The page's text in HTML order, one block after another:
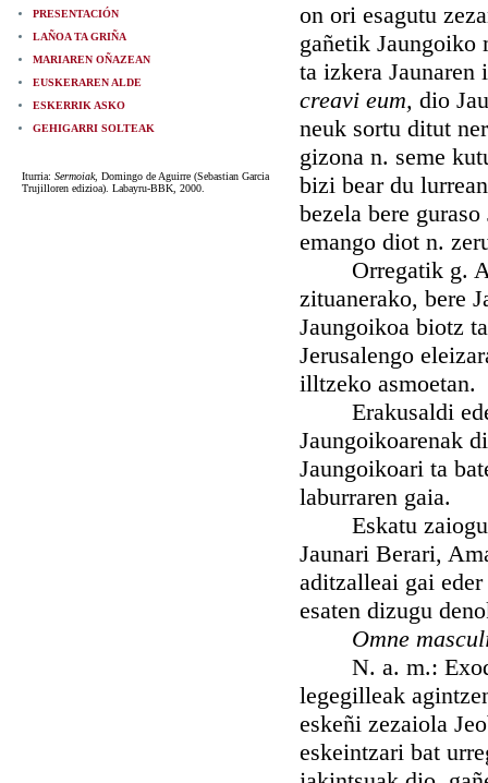
PRESENTACIÓN
LAÑOA TA GRIÑA
MARIAREN OÑAZEAN
EUSKERAREN ALDE
ESKERRIK ASKO
GEHIGARRI SOLTEAK
Iturria: Sermoiak, Domingo de Aguirre (Sebastian Garcia
Trujilloren edizioa). Labayru-BBK, 2000.
on ori esagutu
gañetik Jaungoiko
ta izkera Jaunaren
creavi eum, dio
neuk sortu ditut
gizona n. seme
bizi bear du
bezela bere
emango diot n.
Orregatik g.
zituanerako, bere
Jaungoikoa biotz
Jerusalengo
illtzeko asmoetan.
Erakusaldi eder
Jaungoikoarenak
Jaungoikoari ta
laburraren gaia.
Eskatu zaiogun
Jaunari Berari,
aditzalleai gai
esaten dizugu
Omne
N. a. m.: Exodo
legegilleak
eskeñi zezaiola
eskeintzari bat